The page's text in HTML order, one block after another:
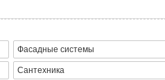
Фасадные системы
Сантехника